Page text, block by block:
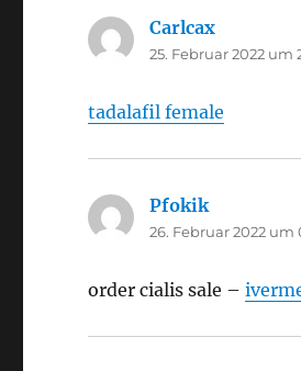
Carlcax
25. Februar 2022 um
tadalafil female
Pfokiksagt:
26. Februar 2022 um
order cialis sale –